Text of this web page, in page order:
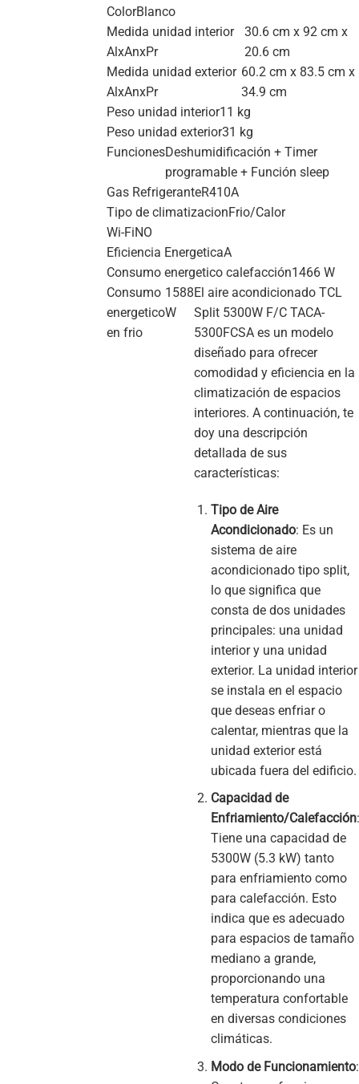
ColorBlanco
Medida unidad interior
AlxAnxPr
30.6 cm x 92 cm x
20.6 cm
Medida unidad exterior
AlxAnxPr
60.2 cm x 83.5 cm x
34.9 cm
Peso unidad interior11 kg
Peso unidad exterior31 kg
FuncionesDeshumidificación + Timer
programable + Función sleep
Gas RefrigeranteR410A
Tipo de climatizacionFrio/Calor
Wi-FiNO
Eficiencia EnergeticaA
Consumo energetico calefacción1466 W
Consumo
energetico
en frio
1588
W
El aire acondicionado TCL
Split 5300W F/C TACA-
5300FCSA es un modelo
diseñado para ofrecer
comodidad y eficiencia en la
climatización de espacios
interiores. A continuación, te
doy una descripción
detallada de sus
características:
Tipo de Aire
Acondicionado: Es un
sistema de aire
acondicionado tipo split,
lo que significa que
consta de dos unidades
principales: una unidad
interior y una unidad
exterior. La unidad interior
se instala en el espacio
que deseas enfriar o
calentar, mientras que la
unidad exterior está
ubicada fuera del edificio.
Capacidad de
Enfriamiento/Calefacción:
Tiene una capacidad de
5300W (5.3 kW) tanto
para enfriamiento como
para calefacción. Esto
indica que es adecuado
para espacios de tamaño
mediano a grande,
proporcionando una
temperatura confortable
en diversas condiciones
climáticas.
Modo de Funcionamiento: